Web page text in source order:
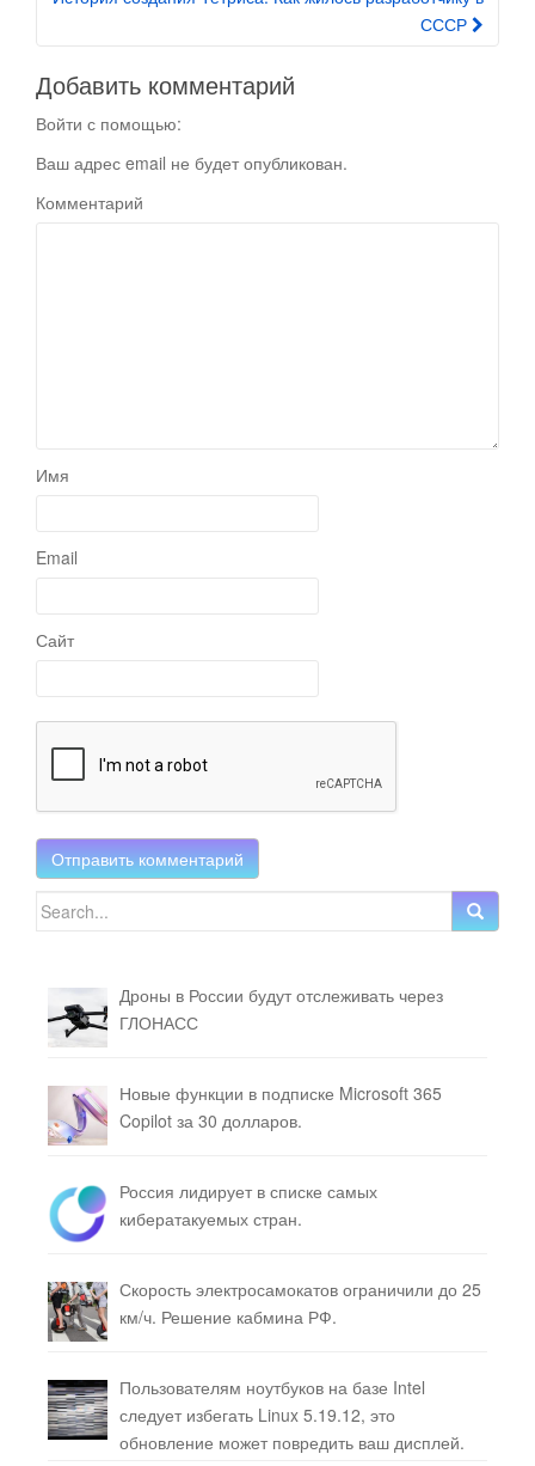
СССР
Добавить комментарий
Войти с помощью:
Ваш адрес email не будет опубликован.
Комментарий
Имя
Email
Сайт
Search for:
Дроны в России будут отслеживать через
ГЛОНАСС
Новые функции в подписке Microsoft 365
Copilot за 30 долларов.
Россия лидирует в списке самых
кибератакуемых стран.
Скорость электросамокатов ограничили до 25
км/ч. Решение кабмина РФ.
Пользователям ноутбуков на базе Intel
следует избегать Linux 5.19.12, это
обновление может повредить ваш дисплей.